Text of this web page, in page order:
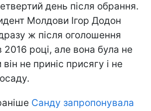
день після обрання.
Молдови Ігор Додон
ж після оголошення
2016 році, але вона була не
він не приніс присягу і не
Санду запропонувала